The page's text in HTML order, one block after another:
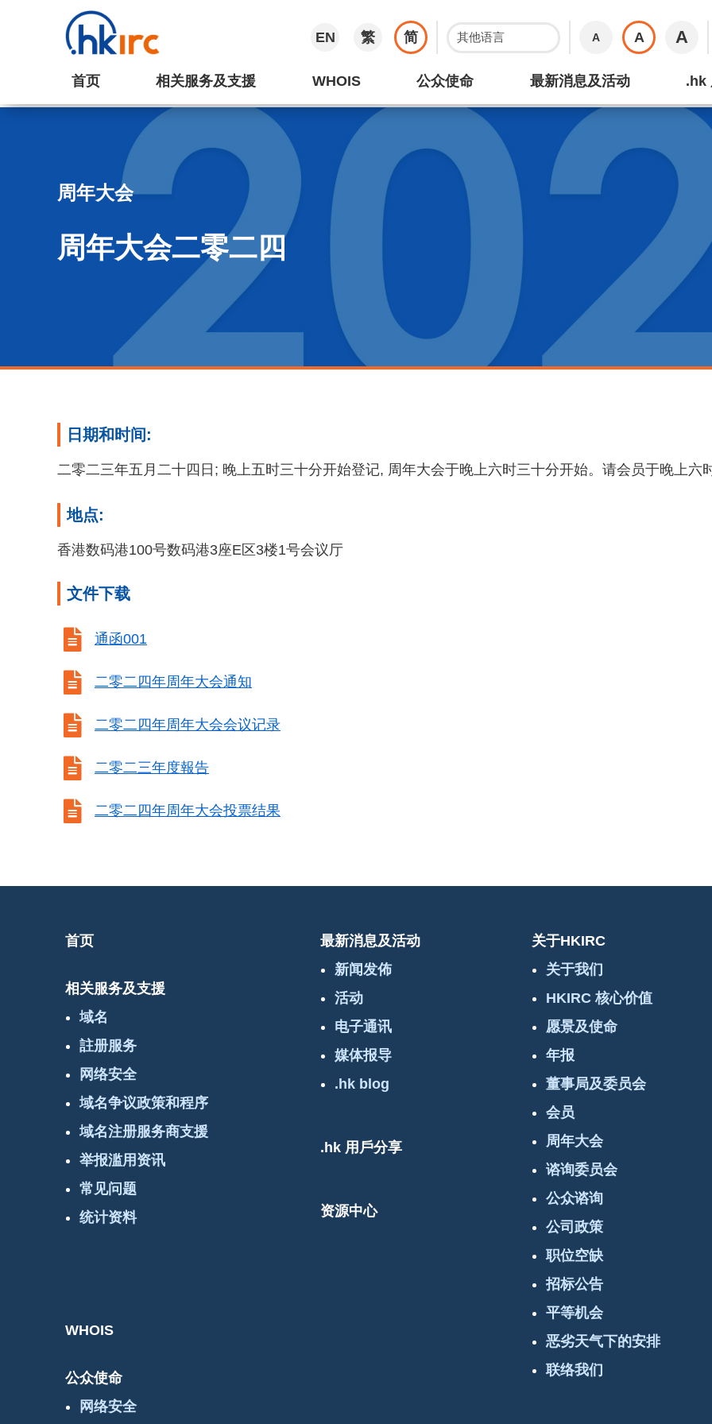
EN 繁 简 A A A
首页 相关服务及支援 WHOIS 公众使命 最新消息及活动 .hk
周年大会
周年大会二零二四
日期和时间:
二零二三年五月二十四日; 晚上五时三十分开始登记, 周年大会于晚上六时三十分开始。请会员于晚上六
地点:
香港数码港100号数码港3座E区3楼1号会议厅
文件下载
 通函001
 二零二四年周年大会通知
 二零二四年周年大会会议记录
 二零二三年度報告
 二零二四年周年大会投票结果
首页
相关服务及支援
域名
註册服务
网络安全
域名争议政策和程序
域名注册服务商支援
举报滥用资讯
常见问题
统计资料
WHOIS
公众使命
网络安全
最新消息及活动
新闻发佈
活动
电子通讯
媒体报导
.hk blog
.hk 用戶分享
资源中心
关于HKIRC
关于我们
HKIRC 核心价值
愿景及使命
年报
董事局及委员会
会员
周年大会
谘询委员会
公众谘询
公司政策
职位空缺
招标公告
平等机会
恶劣天气下的安排
联络我们